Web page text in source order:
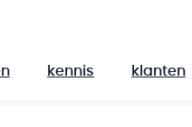
kennis klanten